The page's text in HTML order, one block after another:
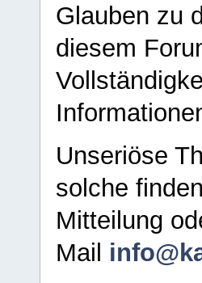
Glauben zu
diesem
Unseriöse
solche
Mitteilung
Mail